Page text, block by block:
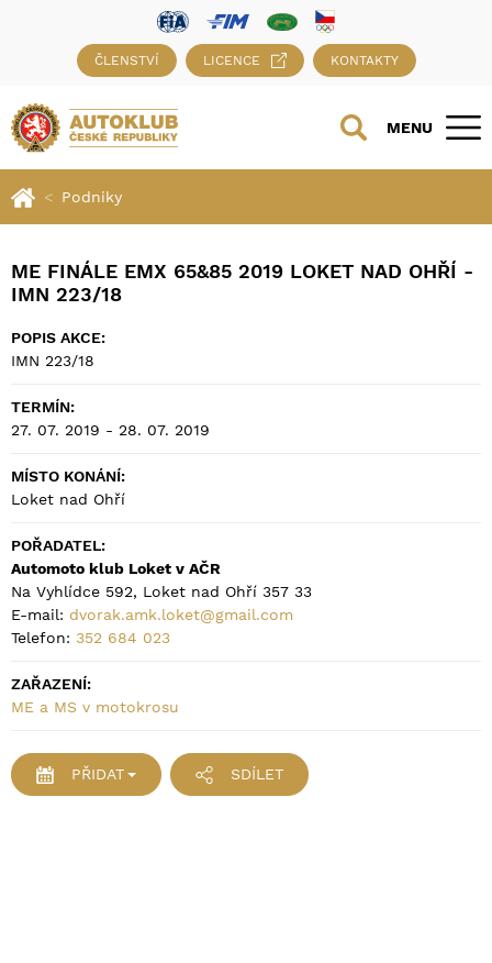
ČLENSTVÍ LICENCE KONTAKTY
MENU
Podniky
ME FINÁLE EMX 65&85 2019 LOKET NAD OHŘÍ -
IMN 223/18
POPIS AKCE:
IMN 223/18
TERMÍN:
27. 07. 2019 - 28. 07. 2019
MÍSTO KONÁNÍ:
Loket nad Ohří
POŘADATEL:
Automoto klub Loket v AČR
Na Vyhlídce 592, Loket nad Ohří 357 33
E-mail: dvorak.amk.loket@gmail.com
Telefon: 352 684 023
ZAŘAZENÍ:
ME a MS v motokrosu
PŘIDAT SDÍLET